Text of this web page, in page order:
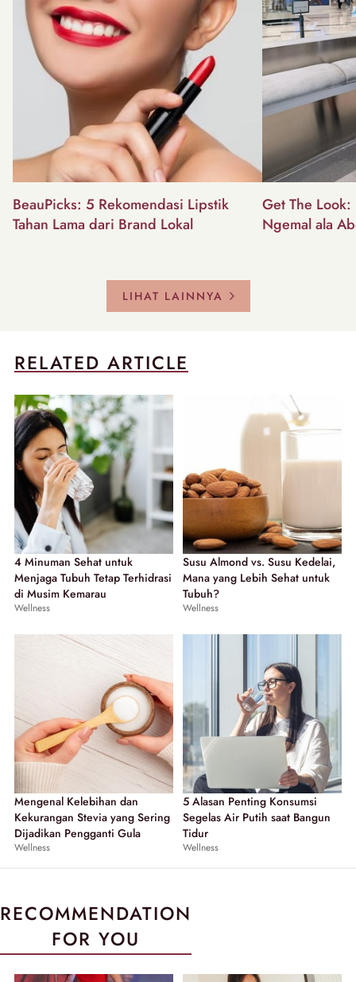
BeauPicks: 5 Rekomendasi Lipstik
Tahan Lama dari Brand Lokal
Get The
Ngemal ala
LIHAT LAINNYA
RELATED ARTICLE
4 Minuman Sehat untuk
Menjaga Tubuh Tetap Terhidrasi
di Musim Kemarau
Wellness
Susu Almond vs. Susu Kedelai,
Mana yang Lebih Sehat untuk
Tubuh?
Wellness
Mengenal Kelebihan dan
Kekurangan Stevia yang Sering
Dijadikan Pengganti Gula
Wellness
5 Alasan Penting Konsumsi
Segelas Air Putih saat Bangun
Tidur
Wellness
RECOMMENDATION
FOR YOU